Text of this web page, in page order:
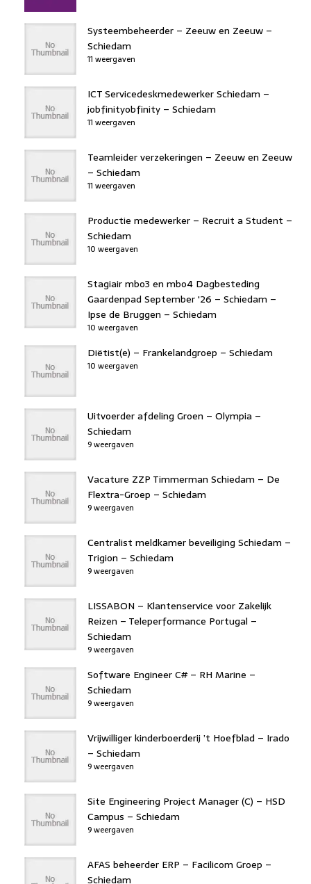
Systeembeheerder – Zeeuw en Zeeuw –
Schiedam
11 weergaven
ICT Servicedeskmedewerker Schiedam –
jobfinityobfinity – Schiedam
11 weergaven
Teamleider verzekeringen – Zeeuw en Zeeuw
– Schiedam
11 weergaven
Productie medewerker – Recruit a Student –
Schiedam
10 weergaven
Stagiair mbo3 en mbo4 Dagbesteding
Gaardenpad September '26 – Schiedam –
Ipse de Bruggen – Schiedam
10 weergaven
Diëtist(e) – Frankelandgroep – Schiedam
10 weergaven
Uitvoerder afdeling Groen – Olympia –
Schiedam
9 weergaven
Vacature ZZP Timmerman Schiedam – De
Flextra-Groep – Schiedam
9 weergaven
Centralist meldkamer beveiliging Schiedam –
Trigion – Schiedam
9 weergaven
LISSABON – Klantenservice voor Zakelijk
Reizen – Teleperformance Portugal –
Schiedam
9 weergaven
Software Engineer C# – RH Marine –
Schiedam
9 weergaven
Vrijwilliger kinderboerderij ’t Hoefblad – Irado
– Schiedam
9 weergaven
Site Engineering Project Manager (C) – HSD
Campus – Schiedam
9 weergaven
AFAS beheerder ERP – Facilicom Groep –
Schiedam